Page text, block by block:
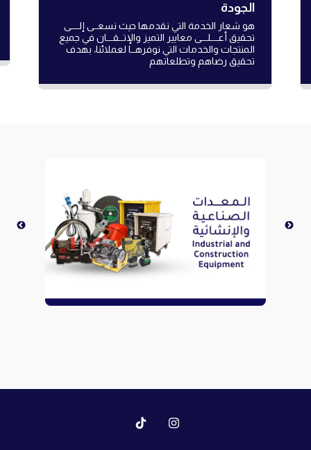
الجودة
هو شعار الخدمة التي نقدمها حيث نسعــى إلــــى
تحقيق أعــــلـــى معايير التميز والإتــقـــان في جميع
المنتجات والخدمات التي نوفرهــا لعملائنا، بهدف
تحقيق رضاهم وتطلعاتهم